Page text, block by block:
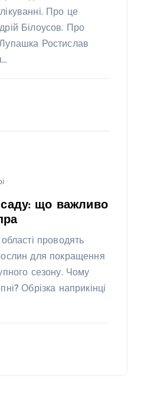
Про це
Білоусов. Про
Ростислав
саду: що важливо
проводять
для покращення
сезону. Чому
Обрізка наприкінці